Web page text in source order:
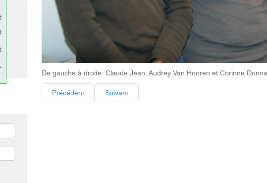
De gauche à droite: Claude Jean, Audrey Van Hooren et Corinne
Précédent Suivant